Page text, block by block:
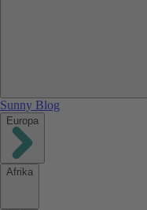
Sunny Blog
Europa
Afrika